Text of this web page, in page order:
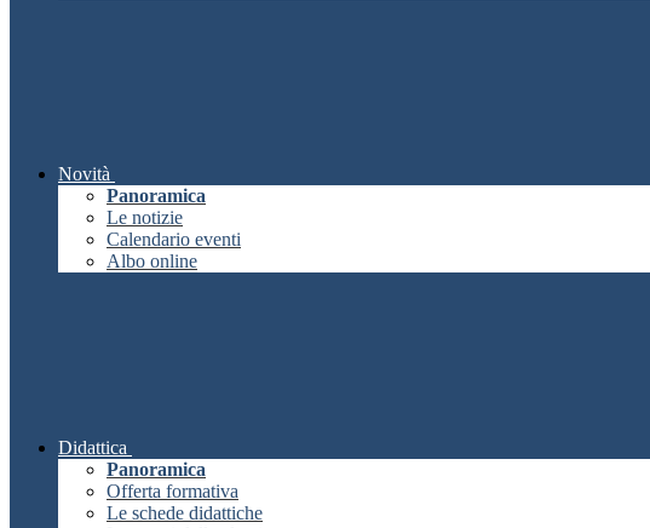
Novità
Panoramica
Le notizie
Calendario eventi
Albo online
Didattica
Panoramica
Offerta formativa
Le schede didattiche